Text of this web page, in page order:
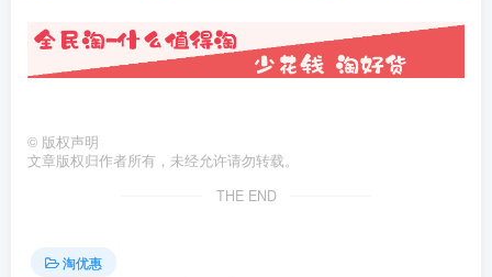
© 版权声明
文章版权归作者所有，未经允许请勿转载。
THE END
淘优惠